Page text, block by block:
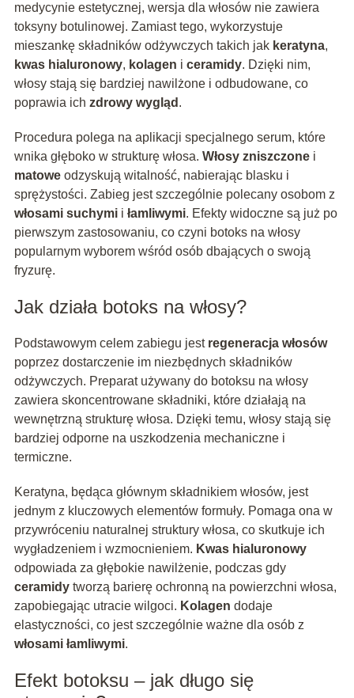
medycynie estetycznej, wersja dla włosów nie zawiera
toksyny botulinowej. Zamiast tego, wykorzystuje
mieszankę składników odżywczych takich jak keratyna,
kwas hialuronowy, kolagen i ceramidy. Dzięki nim,
włosy stają się bardziej nawilżone i odbudowane, co
poprawia ich zdrowy wygląd .
Procedura polega na aplikacji specjalnego serum, które
wnika głęboko w strukturę włosa. Włosy zniszczonei
matoweodzyskują witalność, nabierając blasku i
sprężystości. Zabieg jest szczególnie polecany osobom z
włosami suchymii łamliwymi. Efekty widoczne są już po
pierwszym zastosowaniu, co czyni botoks na włosy
popularnym wyborem wśród osób dbających o swoją
fryzurę.
Jak działa botoks na włosy?
Podstawowym celem zabiegu jest regeneracja włosów
poprzez dostarczenie im niezbędnych składników
odżywczych. Preparat używany do botoksu na włosy
zawiera skoncentrowane składniki, które działają na
wewnętrzną strukturę włosa. Dzięki temu, włosy stają się
bardziej odporne na uszkodzenia mechaniczne i
termiczne.
Keratyna, będąca głównym składnikiem włosów, jest
jednym z kluczowych elementów formuły. Pomaga ona w
przywróceniu naturalnej struktury włosa, co skutkuje ich
wygładzeniem i wzmocnieniem. Kwas hialuronowy
odpowiada za głębokie nawilżenie, podczas gdy
ceramidytworzą barierę ochronną na powierzchni włosa,
zapobiegając utracie wilgoci. Kolagen dodaje
elastyczności, co jest szczególnie ważne dla osób z
włosami łamliwymi.
Efekt botoksu – jak długo się